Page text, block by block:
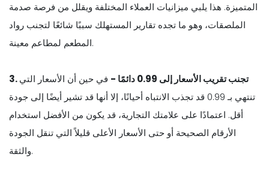
المتميزة. هذا يلبي ميزانيات العملاء المختلفة ويقلل من فرصة صدمة
الملصقات، وهو ما تجده تقارير المستهلك سببًا شائعًا لتجنب رواد
المطعم لمطاعم معينة.
3. تجنب تقريب الأسعار إلى 0.99 دائمًا -
في حين أن الأسعار التي
تنتهي بـ 0.99 قد تجذب الانتباه أحيانًا، إلا أنها قد تشير أيضًا إلى جودة
أقل. اعتمادًا على علامتك التجارية، قد يكون من الأفضل استخدام
الأرقام الصحيحة أو حتى الأسعار الأعلى قليلاً التي تنقل الجودة
والثقة.